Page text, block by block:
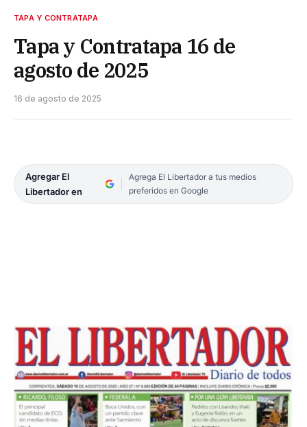
TAPA Y CONTRATAPA
Tapa y Contratapa 16 de
agosto de 2025
16 de agosto de 2025
Agregar El
Libertador en
Agrega El Libertador a tus medios
preferidos en Google